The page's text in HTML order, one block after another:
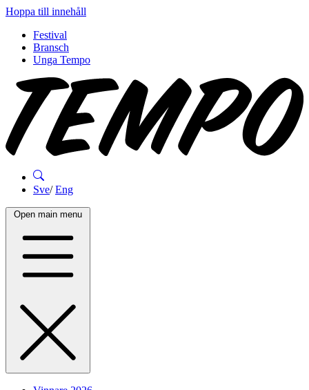
Hoppa till innehåll
Festival
Bransch
Unga Tempo
Sve/Eng
Open main menu